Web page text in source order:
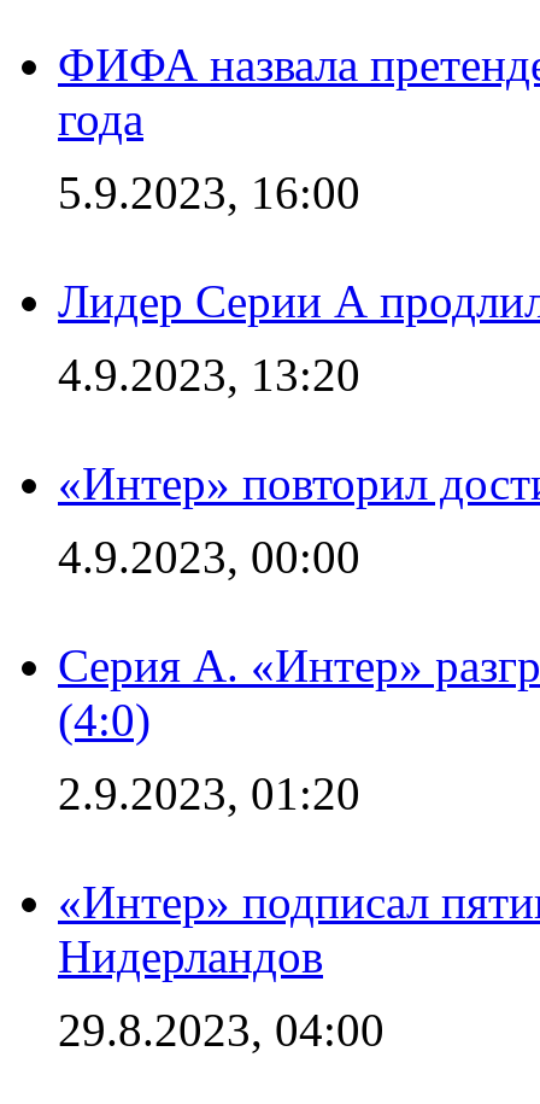
ФИФА назвала
года
5.9.2023, 16:00
Лидер Серии А
4.9.2023, 13:20
«Интер» повторил
4.9.2023, 00:00
Серия А. «Интер»
(4:0)
2.9.2023, 01:20
«Интер» подписал
Нидерландов
29.8.2023, 04:00